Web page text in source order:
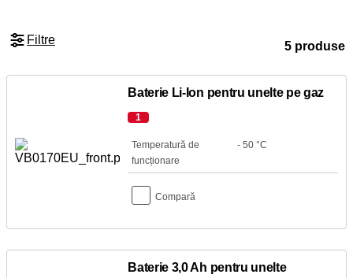
Filtre 5 produse
Baterie Li-Ion pentru unelte pe gaz
1
Temperatură de
funcționare
- 50 °C
Compară
Baterie 3,0 Ah pentru unelte